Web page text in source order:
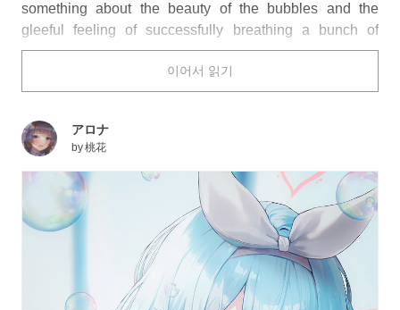
something about the beauty of the bubbles and the
gleeful feeling of successfully breathing a bunch of
floating rainbow pockets out into the world that can't be
characters below surrounded by bubbles and we think
you'll agree!
이어서 읽기
アロナ
by桃花